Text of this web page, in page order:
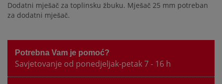
Dodatni mješač za toplinsku žbuku. Mješač 25 mm potreban
za dodatni mješač.
Potrebna Vam je pomoć?
Savjetovanje od ponedjeljak-petak 7 - 16 h